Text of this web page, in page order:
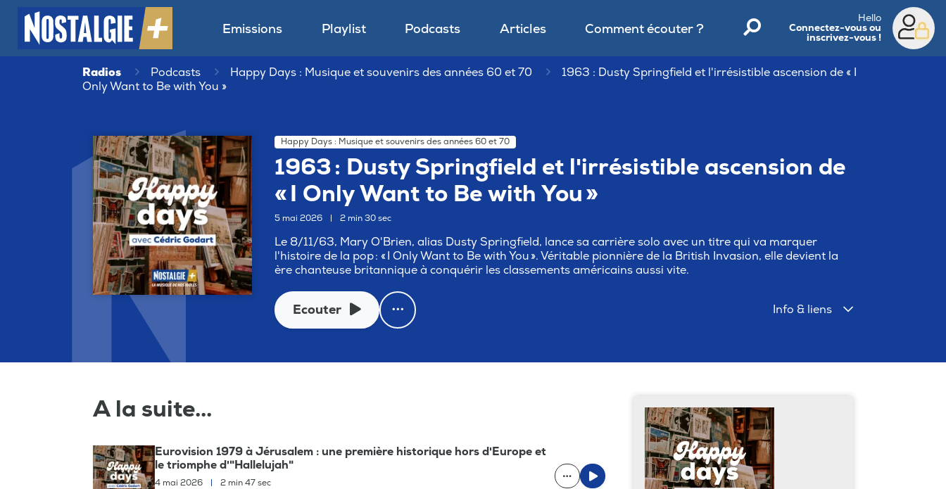
Emissions Playlist Podcasts Articles Comment écouter ?
Hello
Connectez-vous ou
inscrivez-vous !
Radios Podcasts Happy Days : Musique et souvenirs des années 60 et 70
1963 : Dusty Springfield et l'irrésistible ascension de « I
Only Want to Be with You »
Happy Days : Musique et souvenirs des années 60 et 70
1963 : Dusty Springfield et l'irrésistible ascension de
« I Only Want to Be with You »
5 mai 2026 2 min 30 sec
Le 8/11/63, Mary O'Brien, alias Dusty Springfield, lance sa carrière solo avec un titre qui va marquer
l'histoire de la pop : « I Only Want to Be with You ». Véritable pionnière de la British Invasion, elle devient la
ère chanteuse britannique à conquérir les classements américains aussi vite.
Ecouter Info & liens
A la suite...
Eurovision 1979 à Jérusalem : une première historique hors d'Europe et
le triomphe d'"Hallelujah"
4 mai 2026 | 2 min 47 sec